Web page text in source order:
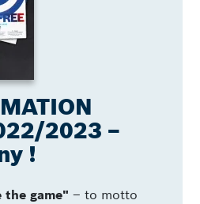
2023 –
!
the game" – to motto